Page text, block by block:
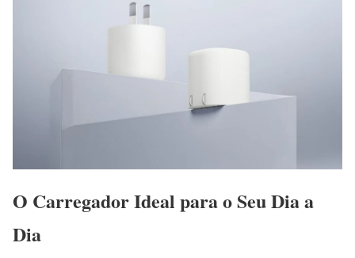
O Carregador Ideal para o Seu Dia a
Dia